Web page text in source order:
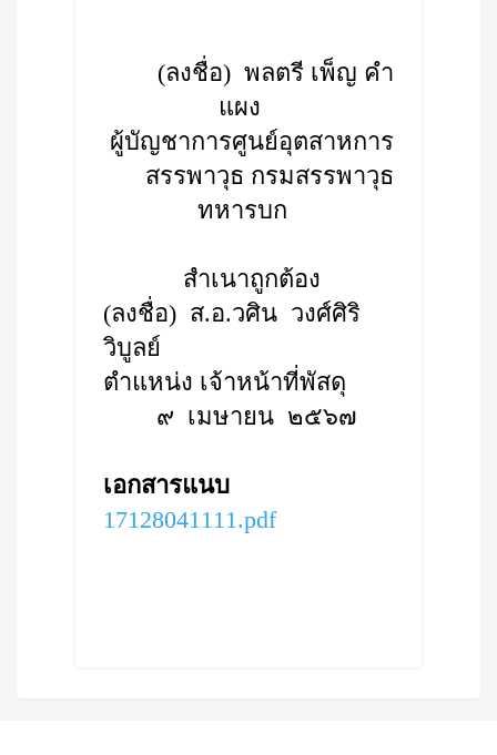
(ลงชื่อ) พลตรี เพ็ญ คำ
แผง
ผู้บัญชาการศูนย์อุตสาหการ
สรรพาวุธ กรมสรรพาวุธ
ทหารบก
สำเนาถูกต้อง
(ลงชื่อ) ส.อ.วศิน วงศ์ศิริ
วิบูลย์
ตำแหน่ง เจ้าหน้าที่พัสดุ
๙ เมษายน ๒๕๖๗
เอกสารแนบ
17128041111.pdf